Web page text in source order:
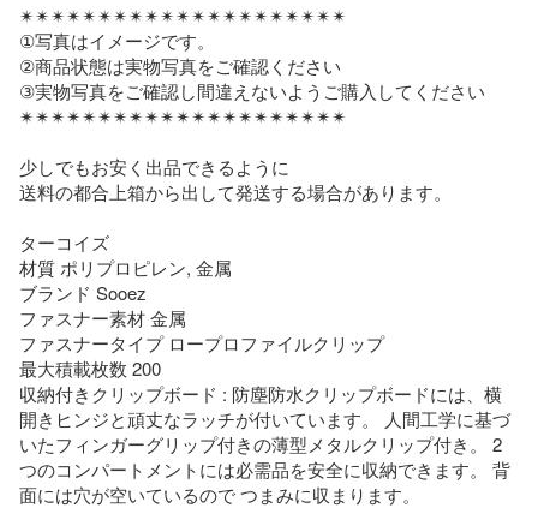
✴︎✴︎✴︎✴︎✴︎✴︎✴︎✴︎✴︎✴︎✴︎✴︎✴︎✴︎✴︎✴︎✴︎✴︎✴︎✴︎✴︎
①写真はイメージです。
②商品状態は実物写真をご確認ください
③実物写真をご確認し間違えないようご購入してください
✴︎✴︎✴︎✴︎✴︎✴︎✴︎✴︎✴︎✴︎✴︎✴︎✴︎✴︎✴︎✴︎✴︎✴︎✴︎✴︎✴︎
少しでもお安く出品できるように
送料の都合上箱から出して発送する場合があります。
ターコイズ
材質 ポリプロピレン, 金属
ブランド Sooez
ファスナー素材 金属
ファスナータイプ ロープロファイルクリップ
最大積載枚数 200
収納付きクリップボード : 防塵防水クリップボードには、横
開きヒンジと頑丈なラッチが付いています。 人間工学に基づ
いたフィンガーグリップ付きの薄型メタルクリップ付き。 2
つのコンパートメントには必需品を安全に収納できます。 背
面には穴が空いているので つまみに収まります。